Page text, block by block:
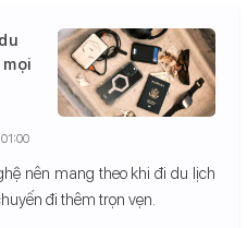
nên mang theo khi đi du lịch
đi thêm trọn vẹn.